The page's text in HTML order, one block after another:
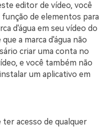
editor de vídeo, você
função de elementos para
d'água em seu vídeo do
a marca d'água não
criar uma conta no
e você também não
um aplicativo em
ter acesso de qualquer